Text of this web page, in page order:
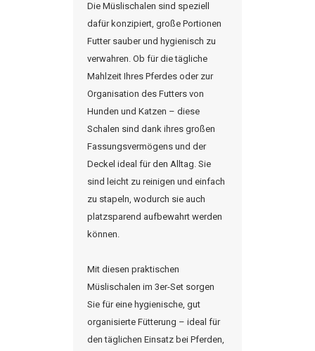
Die Müslischalen sind speziell
dafür konzipiert, große Portionen
Futter sauber und hygienisch zu
verwahren. Ob für die tägliche
Mahlzeit Ihres Pferdes oder zur
Organisation des Futters von
Hunden und Katzen – diese
Schalen sind dank ihres großen
Fassungsvermögens und der
Deckel ideal für den Alltag. Sie
sind leicht zu reinigen und einfach
zu stapeln, wodurch sie auch
platzsparend aufbewahrt werden
können.
Mit diesen praktischen
Müslischalen im 3er-Set sorgen
Sie für eine hygienische, gut
organisierte Fütterung – ideal für
den täglichen Einsatz bei Pferden,